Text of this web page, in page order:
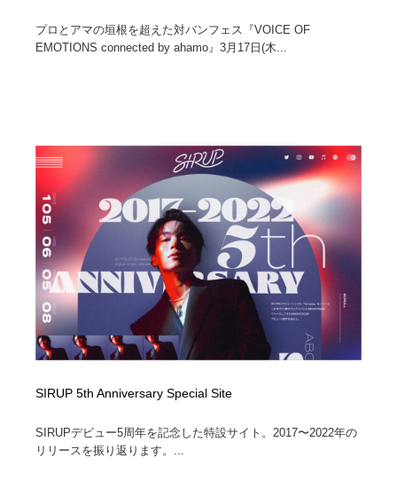
プロとアマの垣根を超えた対バンフェス『VOICE OF
EMOTIONS connected by ahamo』3月17日(木...
SIRUP 5th Anniversary Special Site
SIRUPデビュー5周年を記念した特設サイト。2017〜2022年の
リリースを振り返ります。...